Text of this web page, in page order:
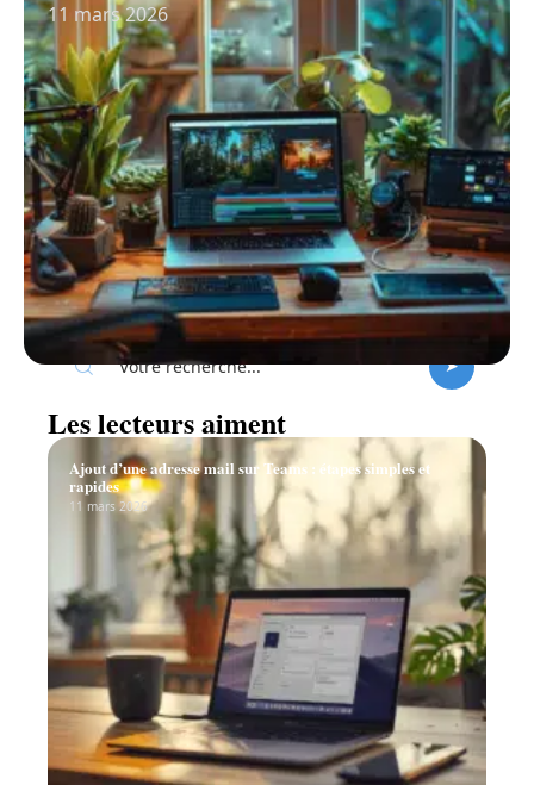
11 mars 2026
Recherche
Les lecteurs aiment
Ajout d’une adresse mail sur Teams : étapes simples et
rapides
11 mars 2026